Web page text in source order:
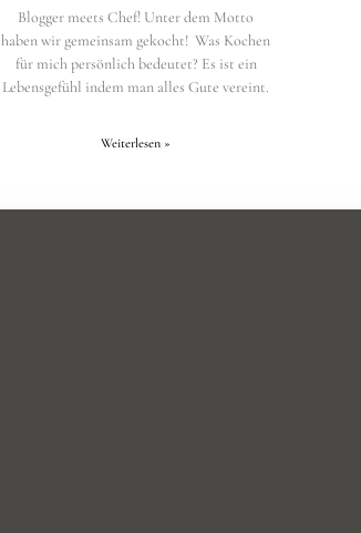
Blogger meets Chef! Unter dem Motto
haben wir gemeinsam gekocht! Was Kochen
für mich persönlich bedeutet? Es ist ein
Lebensgefühl indem man alles Gute vereint.
Weiterlesen »